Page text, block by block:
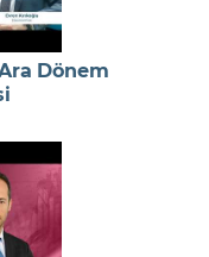
Dönem